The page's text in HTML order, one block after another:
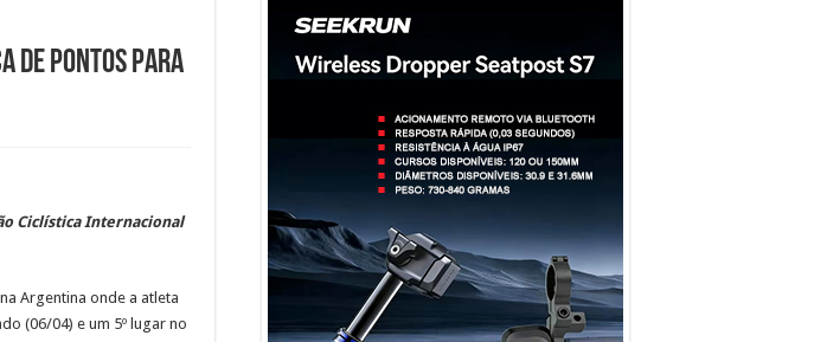
de pontos para
Ciclística Internacional
Argentina onde a atleta
(06/04) e um 5º lugar no